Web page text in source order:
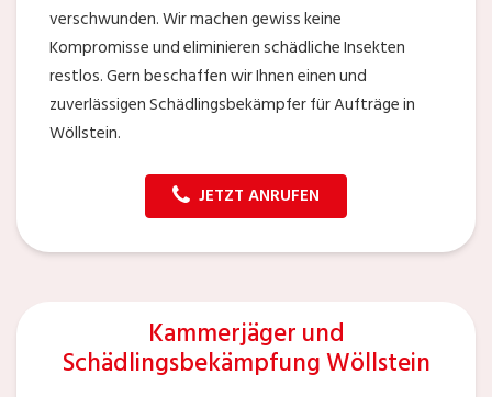
verschwunden. Wir machen gewiss keine
Kompromisse und eliminieren schädliche Insekten
restlos. Gern beschaffen wir Ihnen einen und
zuverlässigen Schädlingsbekämpfer für Aufträge in
Wöllstein.
JETZT ANRUFEN
Kammerjäger und
Schädlingsbekämpfung Wöllstein